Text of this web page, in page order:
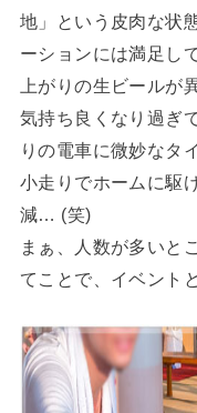
地」という皮肉な状
ーションには満足し
上がりの生ビールが
気持ち良くなり過ぎ
りの電車に微妙なタ
小走りでホームに駆
減… (笑)
まぁ、人数が多いと
てことで、イベント